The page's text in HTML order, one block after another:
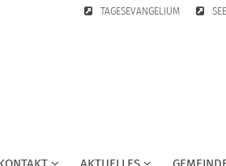
TAGESEVANGELIUM